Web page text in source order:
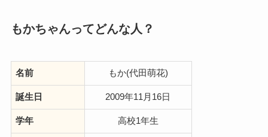
もかちゃんってどんな人？
名前 もか(代田萌花)
誕生日 2009年11月16日
学年 高校1年生